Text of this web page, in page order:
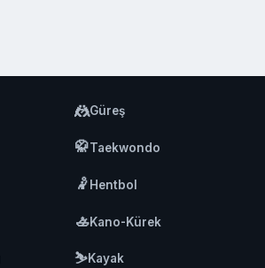
🤼Güreş
🥋Taekwondo
🤾 Hentbol
🚣Kano-Kürek
⛷️Kayak